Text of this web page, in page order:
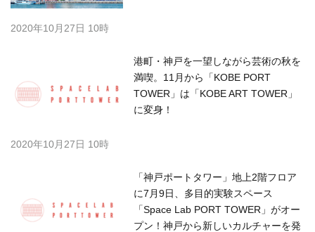
2020年10月27日 10時
港町・神戸を一望しながら芸術の秋を
満喫。11月から「KOBE PORT
TOWER」は「KOBE ART TOWER」
に変身！
2020年10月27日 10時
「神戸ポートタワー」地上2階フロア
に7月9日、多目的実験スペース
「Space Lab PORT TOWER」がオー
プン！神戸から新しいカルチャーを発